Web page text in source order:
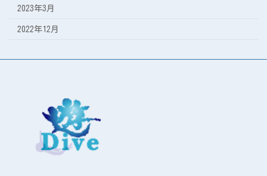
2023年3月
2022年12月